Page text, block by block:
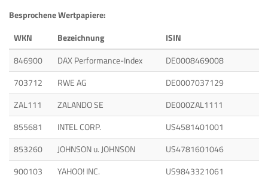
Besprochene Wertpapiere:
WKN
Bezeichnung
ISIN
846900
DAX Performance-Index
DE0008469008
703712
RWE AG
DE0007037129
ZAL111
ZALANDO SE
DE000ZAL1111
855681
INTEL CORP.
US4581401001
853260
JOHNSON u. JOHNSON
US4781601046
900103
YAHOO! INC. US9843321061